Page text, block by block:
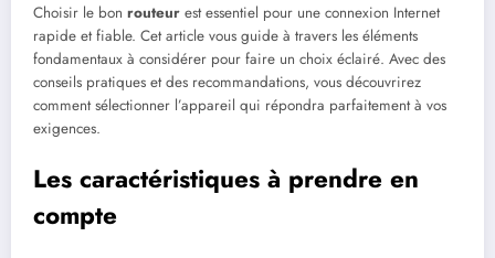
Choisir le bon routeur est essentiel pour une connexion Internet
rapide et fiable. Cet article vous guide à travers les éléments
fondamentaux à considérer pour faire un choix éclairé. Avec des
conseils pratiques et des recommandations, vous découvrirez
comment sélectionner l’appareil qui répondra parfaitement à vos
exigences.
Les caractéristiques à prendre en
compte